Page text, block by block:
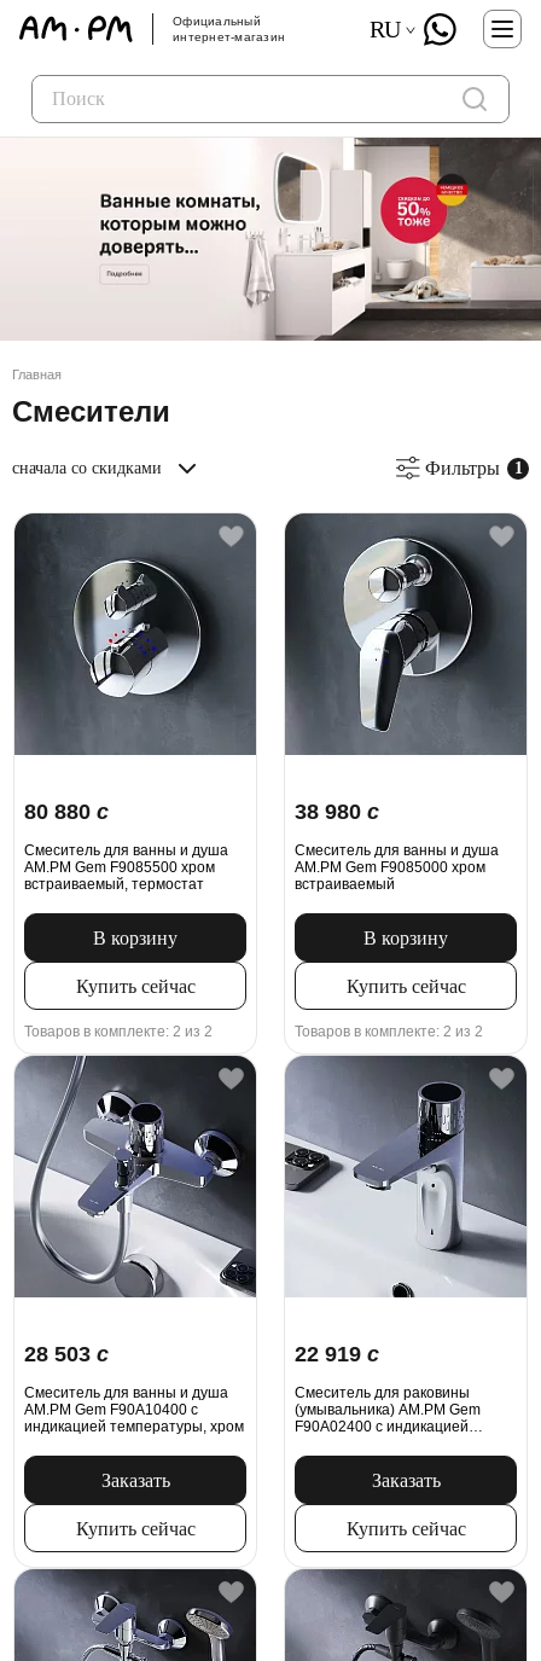
Официальный
интернет-магазин
RU
Главная
Смесители
сначала со скидками Фильтры
80 880 c
Смеситель для ванны и душа
AM.PM Gem F9085500 хром
встраиваемый, термостат
В корзину
Купить сейчас
Товаров в комплекте: 2 из 2
38 980 c
Смеситель для ванны и душа
AM.PM Gem F9085000 хром
встраиваемый
В корзину
Купить сейчас
Товаров в комплекте: 2 из 2
28 503 c
Смеситель для ванны и душа
AM.PM Gem F90A10400 с
индикацией температуры, хром
Заказать
Купить сейчас
22 919 c
Смеситель для раковины
(умывальника) AM.PM Gem
F90A02400 с индикацией
Заказать
Купить сейчас